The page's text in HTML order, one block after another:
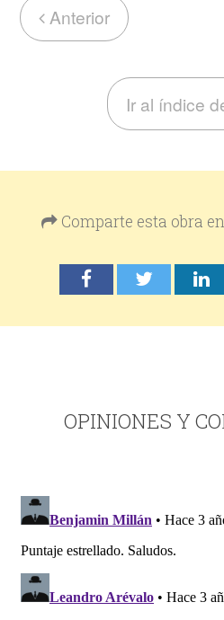
Anterior
Ir al índice
Comparte esta obra
OPINIONES Y